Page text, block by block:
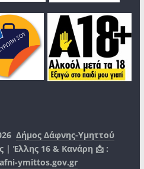
Δήμος Δάφνης-Υμηττού
| Έλλης 16 & Κανάρη 📩 :
ymittos.gov.gr